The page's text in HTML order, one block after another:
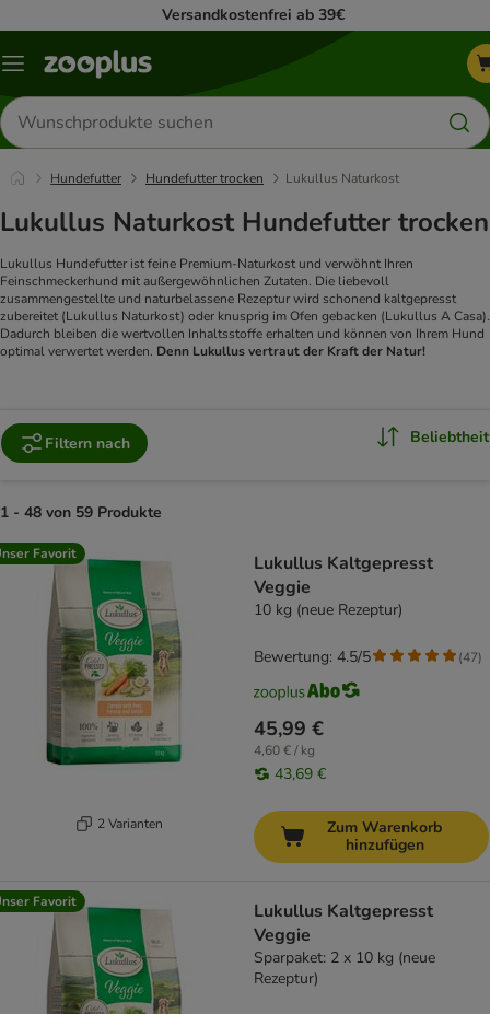
Versandkostenfrei ab 39€
Menü
Produkte
suchen
Hundefutter Hundefutter trocken Lukullus Naturkost
Lukullus Naturkost Hundefutter trocken
Lukullus Hundefutter ist feine Premium-Naturkost und verwöhnt Ihren
Feinschmeckerhund mit außergewöhnlichen Zutaten. Die liebevoll
zusammengestellte und naturbelassene Rezeptur wird schonend kaltgepresst
zubereitet (Lukullus Naturkost) oder knusprig im Ofen gebacken (Lukullus A Casa).
Dadurch bleiben die wertvollen Inhaltsstoffe erhalten und können von Ihrem Hund
optimal verwertet werden. Denn Lukullus vertraut der Kraft der Natur!
Filtern nach Beliebtheit
1 - 48 von 59 Produkte
product items have been changed
Favorit
2 Varianten
Lukullus Kaltgepresst
Veggie
10 kg (neue Rezeptur)
45,99 €
4,60 € / kg
43,69 €
Bewertung: 4.5/5 (47)
Zum Warenkorb
hinzufügen
Favorit
Lukullus Kaltgepresst
Veggie
Sparpaket: 2 x 10 kg (neue
Rezeptur)